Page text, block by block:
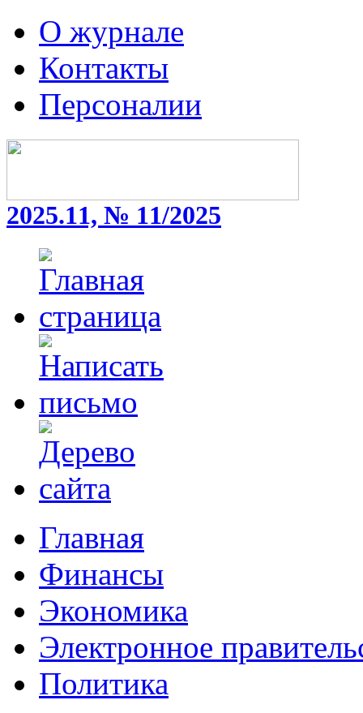
О журнале
Контакты
Персоналии
2025.11, № 11/2025
Главная
Финансы
Экономика
Электронное
Политика